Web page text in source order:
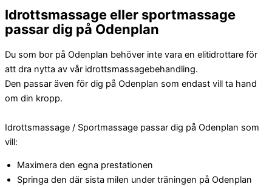
Idrottsmassage eller sportmassage
passar dig på Odenplan
Du som bor på Odenplan behöver inte vara en elitidrottare för
att dra nytta av vår idrottsmassagebehandling.
Den passar även för dig på Odenplan som endast vill ta hand
om din kropp.
Idrottsmassage / Sportmassage passar dig på Odenplan som
vill:
Maximera den egna prestationen
Springa den där sista milen under träningen på Odenplan